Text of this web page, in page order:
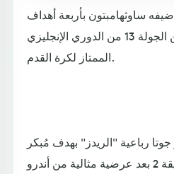
ساوثهامبتون بأربعة أهداف
دون رد، السبت، ضمن الجولة 13 من الدوري الإنجليزي
الممتاز لكرة القدم.
جوتا رباعية "الريدز" بهدف مُبكر
سجله في الدقيقة 2 بعد عرضية مثالية من أندرو